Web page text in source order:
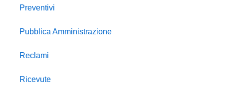
Preventivi
Pubblica Amministrazione
Reclami
Ricevute